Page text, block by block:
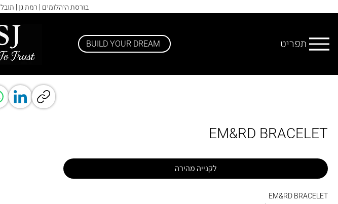
בורסת היהלומים | רמת גן | תובל 21 מגדל היהלום |
BUILD YOUR DREAM תפריט
EM&RD BRACELET
לקנייה מהירה
EM&RD BRACELET